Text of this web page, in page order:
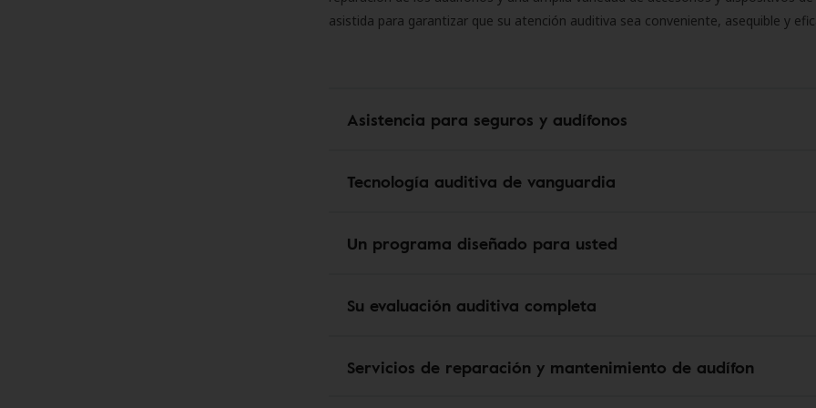
asistida para garantizar que su atención auditiva sea conveniente, asequible y
Asistencia para seguros y audífonos
Tecnología auditiva de vanguardia
Un programa diseñado para usted
Su evaluación auditiva completa
Servicios de reparación y mantenimiento de audífon